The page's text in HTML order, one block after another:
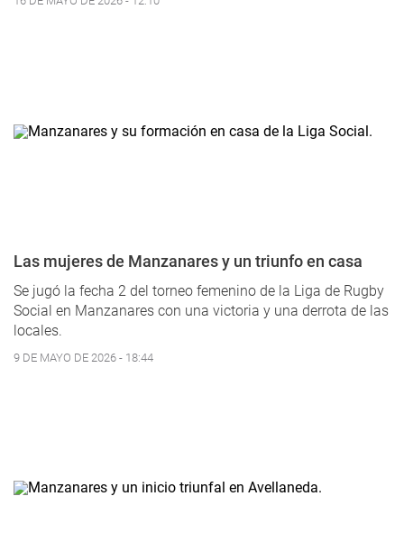
Las mujeres de Manzanares y un triunfo en casa
Se jugó la fecha 2 del torneo femenino de la Liga de Rugby
Social en Manzanares con una victoria y una derrota de las
locales.
9 DE MAYO DE 2026 - 18:44